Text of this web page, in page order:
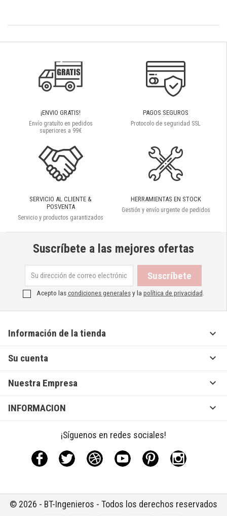
¡ENVIO GRATIS!
Envío gratuíto en pedidos
superiores a 99€
PAGOS SEGUROS
Protocolo de seguridad SSL
SERVICIO AL CLIENTE &
POSVENTA
Servicio y productos garantizados
HERRAMIENTAS EN STOCK
Gestión y envío urgente de pedidos
Suscríbete a las mejores ofertas
Acepto lascondiciones generalesy la política de privacidad.
Información de la tienda 
Su cuenta 
Nuestra Empresa 
INFORMACION 
¡Síguenos en redes sociales!
Facebook Twitter Rss YouTubePinterestInstagram
© 2026 - BT-Ingenieros - Todos los derechos reservados